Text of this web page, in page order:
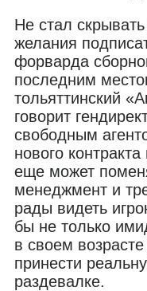
Не стал
желания
форварда
последним
тольяттинский
говорит
свободным
нового
еще может
менеджмент и
рады видеть
бы не только
в своем
принести
раздевалке.